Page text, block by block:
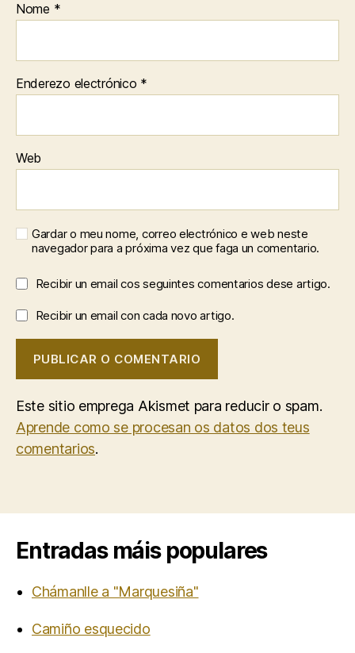
Nome *
Enderezo electrónico *
Web
Gardar o meu nome, correo electrónico e web neste
navegador para a próxima vez que faga un comentario.
Recibir un email cos seguintes comentarios dese artigo.
Recibir un email con cada novo artigo.
Este sitio emprega Akismet para reducir o spam.
Aprende como se procesan os datos dos teus
comentarios.
Entradas máis populares
Chámanlle a "Marquesiña"
Camiño esquecido